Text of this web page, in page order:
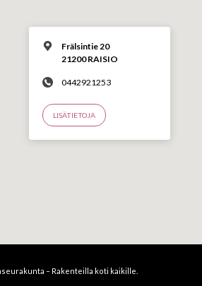
Frälsintie 20
21200 RAISIO
0442921253
LISÄTIETOJA
– Rakenteilla koti kaikille.